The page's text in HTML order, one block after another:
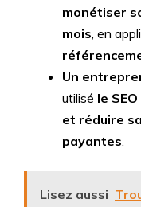
monétiser
mois, en
Un
utilisé le
et réduire
payantes.
Lisez aussi